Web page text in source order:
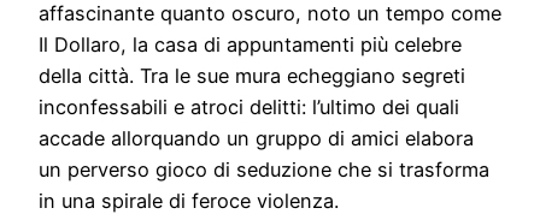
affascinante quanto oscuro, noto un tempo come
Il Dollaro, la casa di appuntamenti più celebre
della città. Tra le sue mura echeggiano segreti
inconfessabili e atroci delitti: l’ultimo dei quali
accade allorquando un gruppo di amici elabora
un perverso gioco di seduzione che si trasforma
in una spirale di feroce violenza.